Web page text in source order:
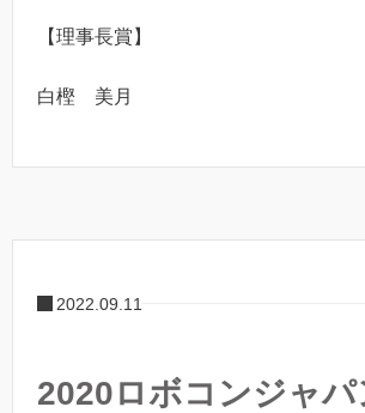
【理事長賞】
白樫 美月
2022.09.11
2020ロボコンジャ